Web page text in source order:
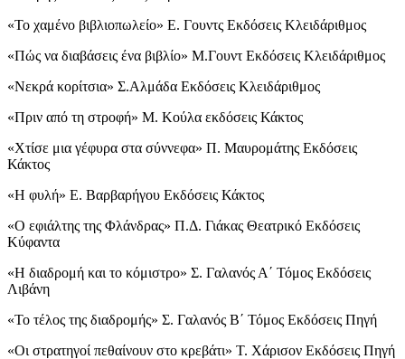
«Το χαμένο βιβλιοπωλείο» Ε. Γουντς Εκδόσεις Κλειδάριθμος
«Πώς να διαβάσεις ένα βιβλίο» Μ.Γουντ Εκδόσεις Κλειδάριθμος
«Νεκρά κορίτσια» Σ.Αλμάδα Εκδόσεις Κλειδάριθμος
«Πριν από τη στροφή» Μ. Κούλα εκδόσεις Κάκτος
«Χτίσε μια γέφυρα στα σύννεφα» Π. Μαυρομάτης Εκδόσεις
Κάκτος
«Η φυλή» Ε. Βαρβαρήγου Εκδόσεις Κάκτος
«Ο εφιάλτης της Φλάνδρας» Π.Δ. Γιάκας Θεατρικό Εκδόσεις
Κύφαντα
«Η διαδρομή και το κόμιστρο» Σ. Γαλανός Α΄ Τόμος Εκδόσεις
Λιβάνη
«Το τέλος της διαδρομής» Σ. Γαλανός Β΄ Τόμος Εκδόσεις Πηγή
«Οι στρατηγοί πεθαίνουν στο κρεβάτι» Τ. Χάρισον Εκδόσεις Πηγή